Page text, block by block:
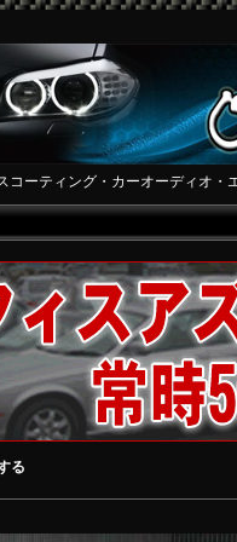
ーティング・カーオーディオ・
る